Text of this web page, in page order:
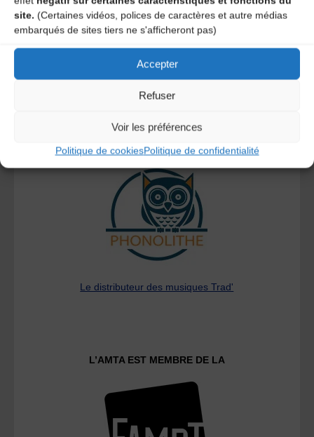
site. (Certaines vidéos, polices de caractères et autre médias
embarqués de sites tiers ne s'afficheront pas)
Accepter
Refuser
Voir les préférences
Politique de cookiesPolitique de confidentialité
Le distributeur des musiques Trad'
L’AMTA EST MEMBRE DE LA